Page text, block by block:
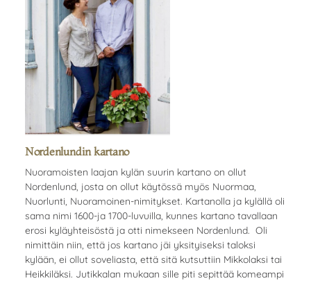
Nordenlundin kartano
Nuoramoisten laajan kylän suurin kartano on ollut
Nordenlund, josta on ollut käytössä myös Nuormaa,
Nuorlunti, Nuoramoinen-nimitykset. Kartanolla ja kylällä oli
sama nimi 1600-ja 1700-luvuilla, kunnes kartano tavallaan
erosi kyläyhteisöstä ja otti nimekseen Nordenlund. Oli
nimittäin niin, että jos kartano jäi yksityiseksi taloksi
kylään, ei ollut soveliasta, että sitä kutsuttiin Mikkolaksi tai
Heikkiläksi. Jutikkalan mukaan sille piti sepittää komeampi